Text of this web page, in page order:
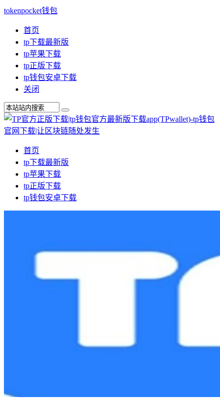
tokenpocket钱包
首页
tp下载最新版
tp苹果下载
tp正版下载
tp钱包安卓下载
关闭
首页
tp下载最新版
tp苹果下载
tp正版下载
tp钱包安卓下载